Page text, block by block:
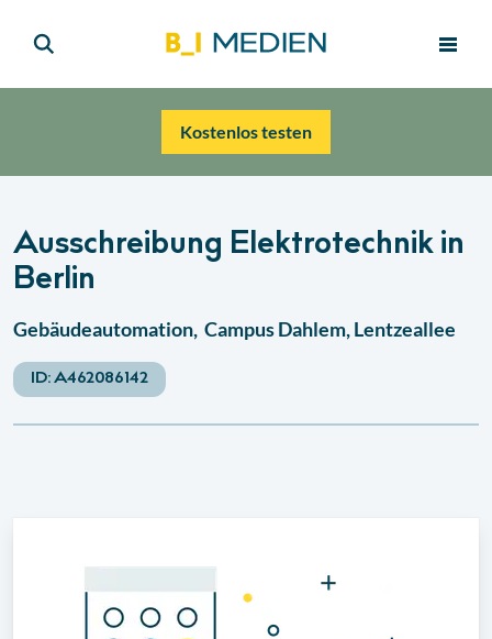
Kostenlos testen
Ausschreibung Elektrotechnik in
Berlin
Gebäudeautomation, Campus Dahlem, Lentzeallee
ID:A462086142